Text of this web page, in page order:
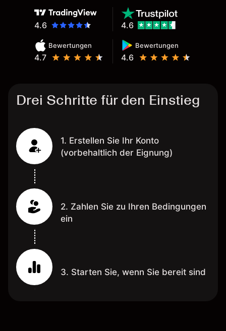
4.6
Bewertungen
4.7
Bewertungen
4.6
4.6
Drei Schritte für den Einstieg
1. Erstellen Sie Ihr Konto
(vorbehaltlich der Eignung)
2. Zahlen Sie zu Ihren Bedingungen
ein
3. Starten Sie, wenn Sie bereit sind